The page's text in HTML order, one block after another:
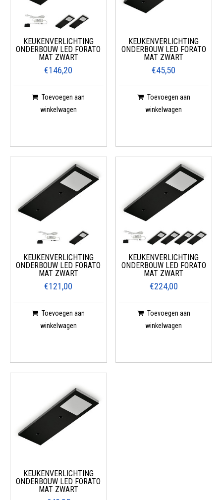
KEUKENVERLICHTING
ONDERBOUW LED FORATO
MAT ZWART
€146,20
Toevoegen aan
winkelwagen
KEUKENVERLICHTING
ONDERBOUW LED FORATO
MAT ZWART
€45,50
Toevoegen aan
winkelwagen
KEUKENVERLICHTING
ONDERBOUW LED FORATO
MAT ZWART
€121,00
Toevoegen aan
winkelwagen
KEUKENVERLICHTING
ONDERBOUW LED FORATO
MAT ZWART
€224,00
Toevoegen aan
winkelwagen
KEUKENVERLICHTING
ONDERBOUW LED FORATO
MAT ZWART